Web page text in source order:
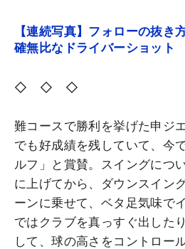
【連続写真】フォローの抜き
確無比なドライバーショット
◇ ◇ ◇
難コースで勝利を挙げた申ジ
でも好成績を残していて、今
ルフ」と賞賛。スイングにつ
に上げてから、ダウンスイン
ーンに乗せて、ベタ足気味で
ではクラブを真っすぐ出した
して、球の高さをコントロー